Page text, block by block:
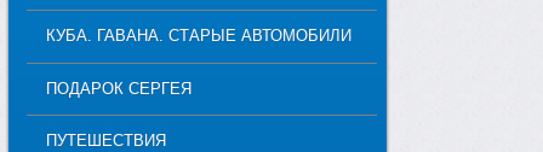
КУБА. ГАВАНА. СТАРЫЕ АВТОМОБИЛИ
ПОДАРОК СЕРГЕЯ
ПУТЕШЕСТВИЯ